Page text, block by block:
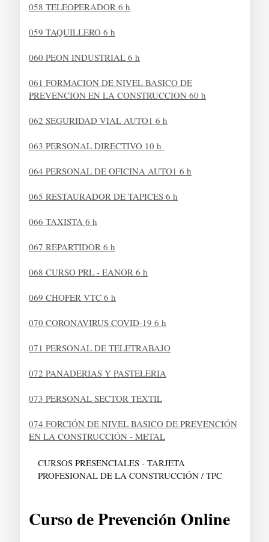
058 TELEOPERADOR 6 h
059 TAQUILLERO 6 h
060 PEON INDUSTRIAL 6 h
061 FORMACION DE NIVEL BASICO DE
PREVENCION EN LA CONSTRUCCION 60 h
062 SEGURIDAD VIAL AUTO1 6 h
063 PERSONAL DIRECTIVO 10 h
064 PERSONAL DE OFICINA AUTO1 6 h
065 RESTAURADOR DE TAPICES 6 h
066 TAXISTA 6 h
067 REPARTIDOR 6 h
068 CURSO PRL - EANOR 6 h
069 CHOFER VTC 6 h
070 CORONAVIRUS COVID-19 6 h
071 PERSONAL DE TELETRABAJO
072 PANADERIAS Y PASTELERIA
073 PERSONAL SECTOR TEXTIL
074 FORCIÓN DE NIVEL BASICO DE PREVENCIÓN
EN LA CONSTRUCCIÓN - METAL
CURSOS PRESENCIALES - TARJETA
PROFESIONAL DE LA CONSTRUCCIÓN / TPC
Curso de Prevención Online